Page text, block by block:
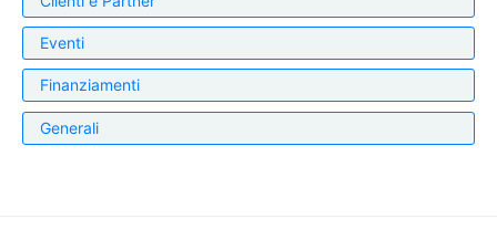
Eventi
Finanziamenti
Generali